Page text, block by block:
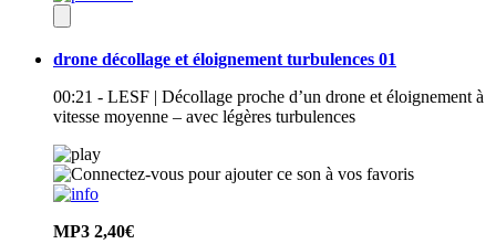
drone décollage et éloignement turbulences 01
00:21 - LESF | Décollage proche d’un drone et éloignement à
vitesse moyenne – avec légères turbulences
MP3 2,40€